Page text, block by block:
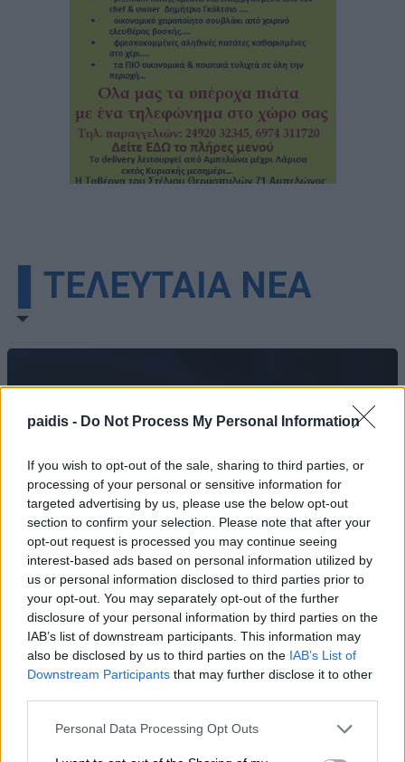
paidis - Do Not Process My Personal Information
If you wish to opt-out of the sale, sharing to third parties, or
processing of your personal or sensitive information for
targeted advertising by us, please use the below opt-out
section to confirm your selection. Please note that after your
opt-out request is processed you may continue seeing
interest-based ads based on personal information utilized by
us or personal information disclosed to third parties prior to
your opt-out. You may separately opt-out of the further
disclosure of your personal information by third parties on the
IAB’s list of downstream participants. This information may
also be disclosed by us to third parties on the IAB’s List of
Downstream Participants that may further disclose it to other
Personal Data Processing Opt Outs
▌ΤΕΛΕΥΤΑΙΑ ΝΕΑ